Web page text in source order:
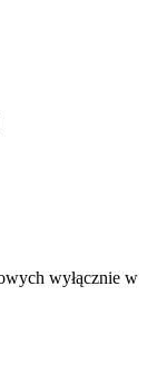
wyłącznie w